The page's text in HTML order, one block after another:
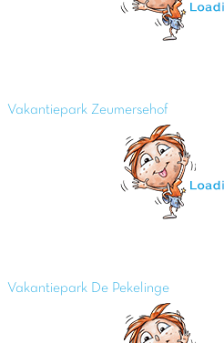
Vakantiepark Zeumersehof
Vakantiepark De Pekelinge